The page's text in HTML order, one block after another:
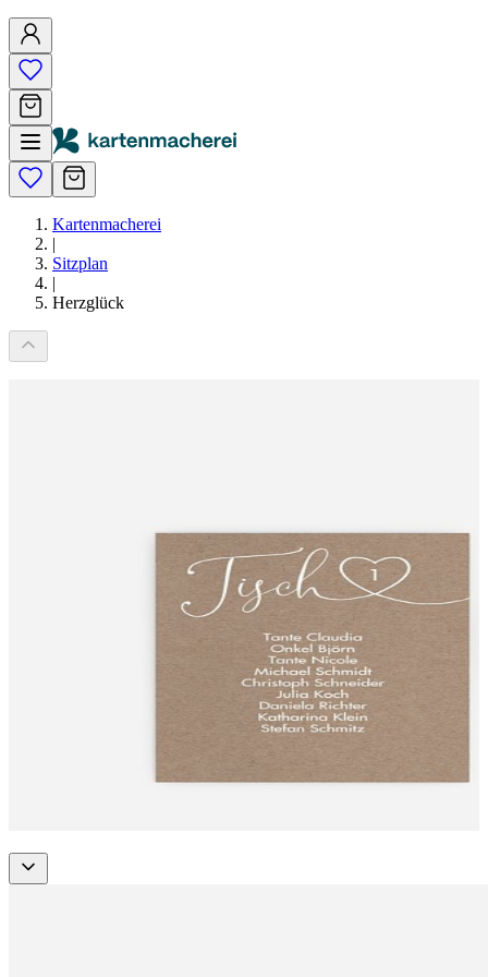
Kartenmacherei
|
Sitzplan
|
Herzglück